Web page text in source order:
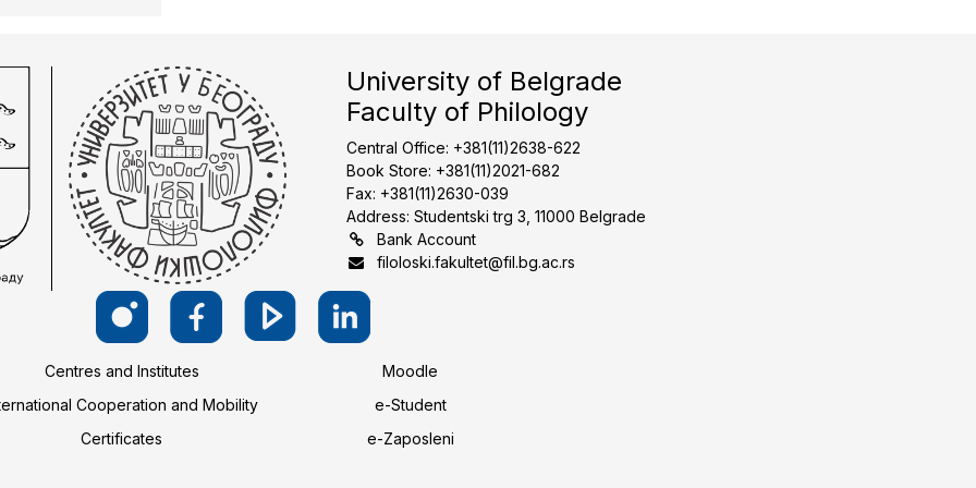
University of Belgrade
Faculty of Philology
Central Office: +381(11)2638-622
Book Store: +381(11)2021-682
Fax: +381(11)2630-039
Address: Studentski trg 3, 11000 Belgrade
Bank Account
filoloski.fakultet@fil.bg.ac.rs
Centres and Institutes
Cooperation and Mobility
Certificates
Moodle
e-Student
e-Zaposleni